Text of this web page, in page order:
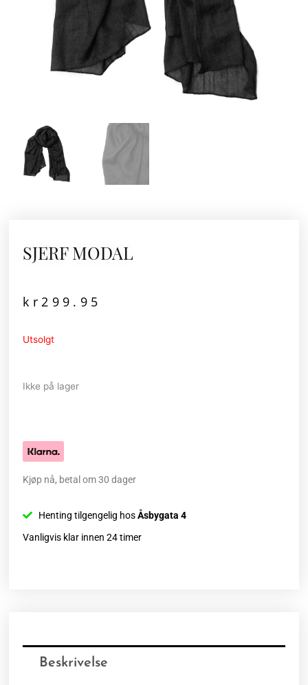
SJERF MODAL
kr 299.95
Utsolgt
Ikke på lager
Kjøp nå, betal om 30 dager
Henting tilgengelig hosÅsbygata 4
Vanligvis klar innen 24 timer
Beskrivelse